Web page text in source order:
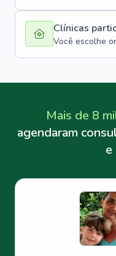
Clínicas
Você escolhe
Mais de 8
agendaram
e